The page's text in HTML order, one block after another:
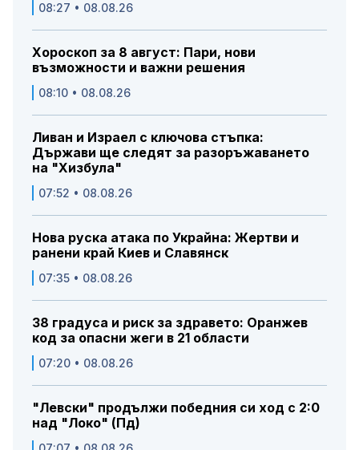
08:27 • 08.08.26
Хороскоп за 8 август: Пари, нови
възможности и важни решения
08:10 • 08.08.26
Ливан и Израел с ключова стъпка:
Държави ще следят за разоръжаването
на "Хизбула"
07:52 • 08.08.26
Нова руска атака по Украйна: Жертви и
ранени край Киев и Славянск
07:35 • 08.08.26
38 градуса и риск за здравето: Оранжев
код за опасни жеги в 21 области
07:20 • 08.08.26
"Левски" продължи победния си ход с 2:0
над "Локо" (Пд)